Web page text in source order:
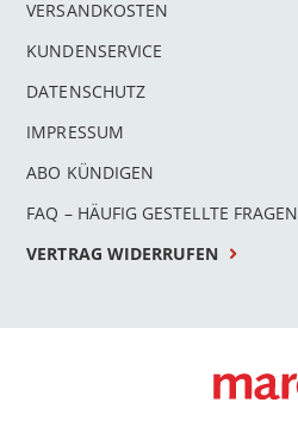
VERSANDKOSTEN
KUNDENSERVICE
DATENSCHUTZ
IMPRESSUM
ABO KÜNDIGEN
FAQ – HÄUFIG GESTELLTE FRAGEN
VERTRAG WIDERRUFEN